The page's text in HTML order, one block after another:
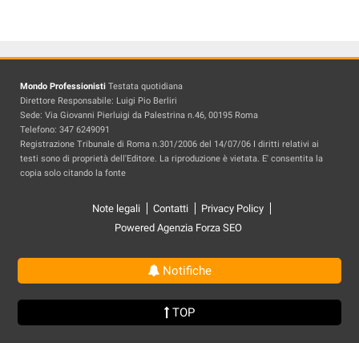
Mondo Professionisti Testata quotidiana
Direttore Responsabile: Luigi Pio Berliri
Sede: Via Giovanni Pierluigi da Palestrina n.46, 00195 Roma
Telefono: 347 6249091
Registrazione Tribunale di Roma n.301/2006 del 14/07/06 I diritti relativi ai
testi sono di proprietà dell'Editore. La riproduzione è vietata. E' consentita la
copia solo citando la fonte
Note legali Contatti
Privacy Policy
Powered Agenzia Forza SEO
Notifiche
TOP